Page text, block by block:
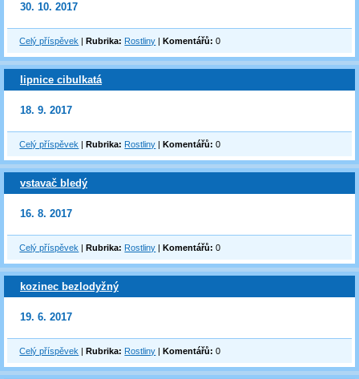
30. 10. 2017
Celý příspěvek |Rubrika: Rostliny |Komentářů: 0
lipnice cibulkatá
18. 9. 2017
Celý příspěvek |Rubrika: Rostliny |Komentářů: 0
vstavač bledý
16. 8. 2017
Celý příspěvek |Rubrika: Rostliny |Komentářů: 0
kozinec bezlodyžný
19. 6. 2017
Celý příspěvek |Rubrika: Rostliny |Komentářů: 0